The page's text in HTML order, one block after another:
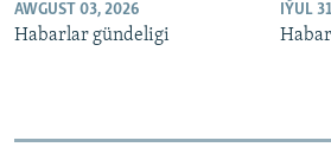
AWGUST 03, 2026
Habarlar gündeligi
IÝUL